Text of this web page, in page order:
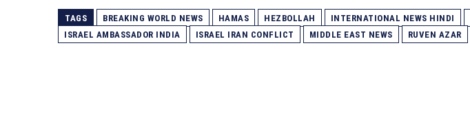
TAGS BREAKING WORLD NEWS HAMAS HEZBOLLAH INTERNATIONAL NEWS HINDI
ISRAEL AMBASSADOR INDIA
ISRAEL IRAN CONFLICT MIDDLE EAST NEWS RUVEN AZAR